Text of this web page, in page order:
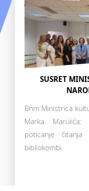
SUSRET
Bnm Ministrica
Marka
poticanje
bibliokombi